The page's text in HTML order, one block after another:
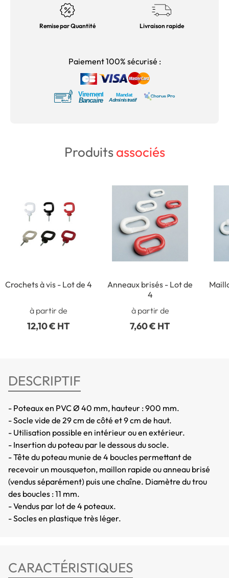
Remise par Quantité Livraison rapide
Paiement 100% sécurisé :
Produitsassociés
Crochets à vis - Lot de 4
à partir de
12,10 € HT
Anneaux brisés - Lot de
4
à partir de
7,60 € HT
DESCRIPTIF
- Poteaux en PVC Ø 40 mm, hauteur : 900 mm.
- Socle vide de 29 cm de côté et 9 cm de haut.
- Utilisation possible en intérieur ou en extérieur.
- Insertion du poteau par le dessous du socle.
- Tête du poteau munie de 4 boucles permettant de
recevoir un mousqueton, maillon rapide ou anneau brisé
(vendus séparément) puis une chaîne. Diamètre du trou
des boucles : 11 mm.
- Vendus par lot de 4 poteaux.
- Socles en plastique très léger.
CARACTÉRISTIQUES